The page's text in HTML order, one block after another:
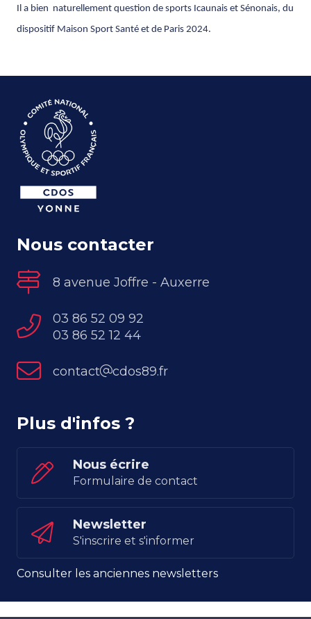
Il a bien naturellement question de sports Icaunais et Sénonais, du
dispositif Maison Sport Santé et de Paris 2024.
Nous contacter
8 avenue Joffre - Auxerre
03 86 52 09 92
03 86 52 12 44
contact cdos89.fr
Plus d'infos ?
Nous écrire
Formulaire de contact
Newsletter
S'inscrire et s'informer
Consulter les anciennes newsletters